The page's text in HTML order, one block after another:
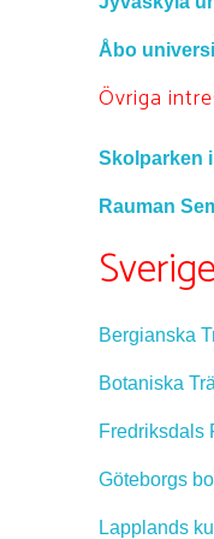
Åbo
Övriga
Skolparken
Rauman
Sverige
Bergianska
Botaniska
Fredriksdals
Göteborgs
Lapplands